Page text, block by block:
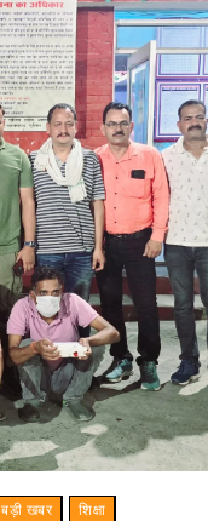
बड़ी खबर शिक्षा